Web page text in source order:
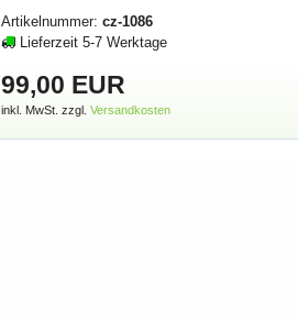
Artikelnummer:cz-1086
Lieferzeit 5-7 Werktage
99,00 EUR
inkl. MwSt. zzgl.Versandkosten